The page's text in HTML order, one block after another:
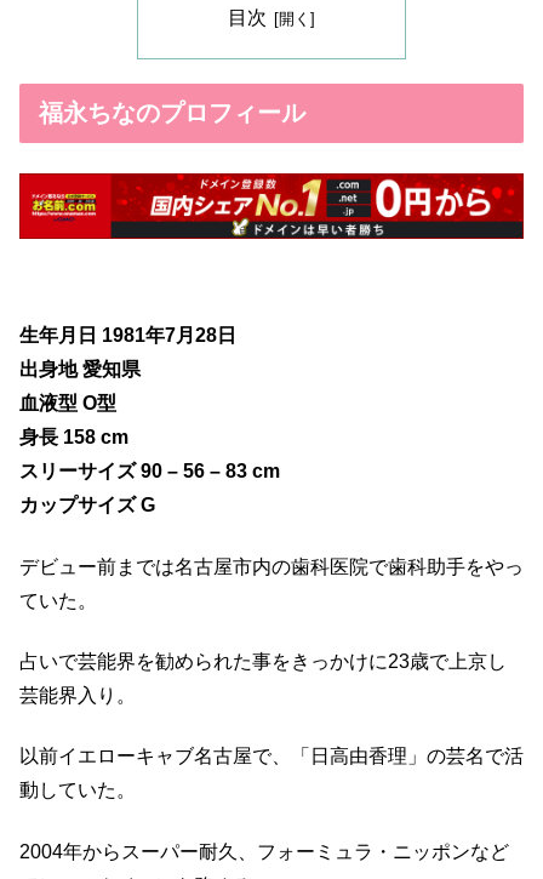
目次
福永ちなのプロフィール
生年月日 1981年7月28日
出身地 愛知県
血液型 O型
身長 158 cm
スリーサイズ 90 – 56 – 83 cm
カップサイズ G
デビュー前までは名古屋市内の歯科医院で歯科助手をやっ
ていた。
占いで芸能界を勧められた事をきっかけに23歳で上京し
芸能界入り。
以前イエローキャブ名古屋で、「日高由香理」の芸名で活
動していた。
2004年からスーパー耐久、フォーミュラ・ニッポンなど